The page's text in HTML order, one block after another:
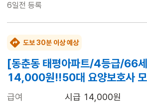
6일전 등록
도보 30분 이상 예상
[동춘동 태평아파트/4등급/66
14,000원!!50대 요양보호사
급여
시급 14,000원